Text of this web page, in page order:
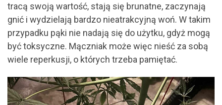
tracą swoją wartość, stają się brunatne, zaczynają
gnić i wydzielają bardzo nieatrakcyjną woń. W takim
przypadku pąki nie nadają się do użytku, gdyż mogą
być toksyczne. Mączniak może więc nieść za sobą
wiele reperkusji, o których trzeba pamiętać.